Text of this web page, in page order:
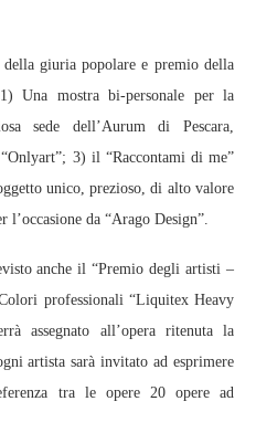
giuria popolare e premio della
Una mostra bi-personale per la
sede dell’Aurum di Pescara,
3) il “Raccontami di me”
unico, prezioso, di alto valore
da “Arago Design”.
anche il “Premio degli artisti –
professionali “Liquitex Heavy
assegnato all’opera ritenuta la
artista sarà invitato ad esprimere
tra le opere 20 opere ad